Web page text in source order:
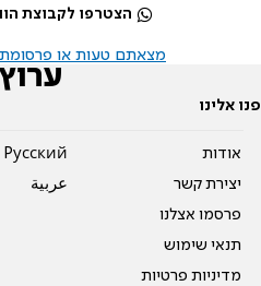
הצטרפו לקבוצת
מצאתם טעות או פרסומת
פנו אלינו
אודות
יצירת קשר
פרסמו אצלנו
תנאי שימוש
מדיניות פרטיות
Pусский
عربية